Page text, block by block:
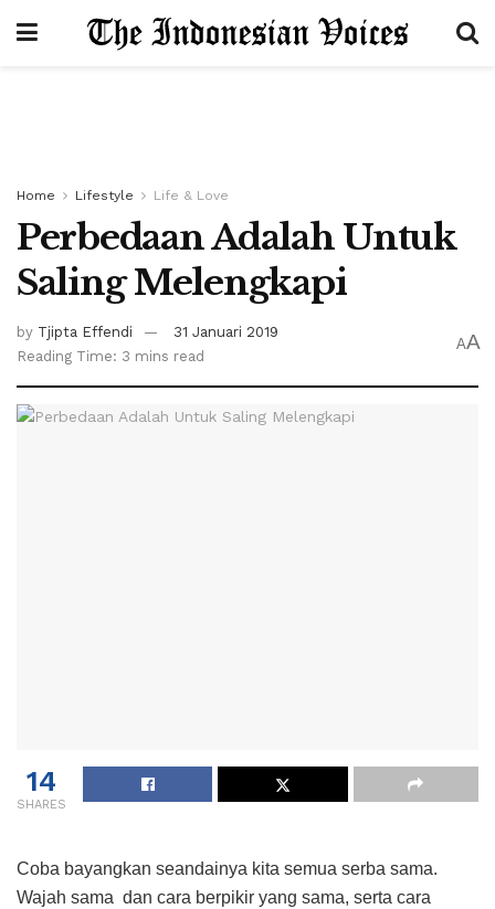
Home Lifestyle Life & Love
Perbedaan Adalah Untuk
Saling Melengkapi
by Tjipta Effendi
31 Januari 2019
Reading Time: 3 mins read
AA
14
SHARES
Coba bayangkan seandainya kita semua serba sama.
Wajah sama dan cara berpikir yang sama, serta cara